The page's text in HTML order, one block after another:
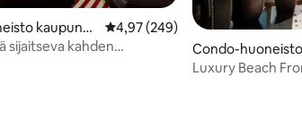
kaupungi
Keskimääräinen arvio 4,97/5,
4,97 (249)
sijaitseva kahden
Condo-huoneisto
sa Old Orchard
Luxury Beach